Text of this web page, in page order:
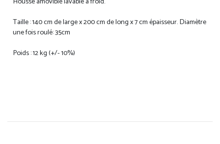
Taille : 140 cm de large x 200 cm de long x 7 cm épaisseur. Diamètre
une fois roulé: 35cm
Poids : 12 kg (+/- 10%)